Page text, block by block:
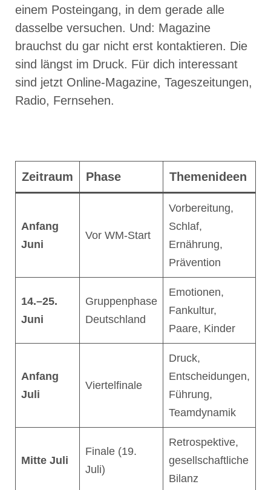
einem Posteingang, in dem gerade alle
dasselbe versuchen. Und: Magazine
brauchst du gar nicht erst kontaktieren. Die
sind längst im Druck. Für dich interessant
sind jetzt Online-Magazine, Tageszeitungen,
Radio, Fernsehen.
Zeitraum Phase Themenideen
Anfang
Juni
Vor WM-Start
Vorbereitung,
Schlaf,
Ernährung,
Prävention
14.–25.
Juni
Gruppenphase
Deutschland
Emotionen,
Fankultur,
Paare, Kinder
Anfang
Juli
Viertelfinale
Druck,
Entscheidungen,
Führung,
Teamdynamik
Mitte Juli
Finale (19.
Juli)
Retrospektive,
gesellschaftliche
Bilanz